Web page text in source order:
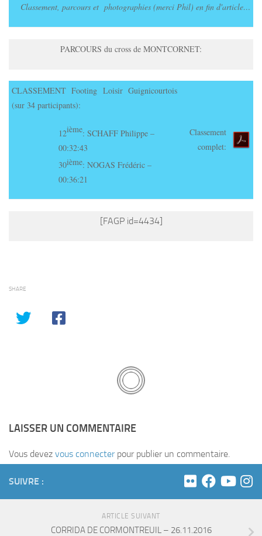
Classement, parcours et photographies (merci Phil) en fin d'article…
PARCOURS du cross de MONTCORNET:
CLASSEMENT Footing Loisir Guignicourtois
(sur 34 participants):
12ième: SCHAFF Philippe –
00:32:43
30ième: NOGAS Frédéric –
00:36:21
Classement
complet:
[FAGP id=4434]
SHARE
LAISSER UN COMMENTAIRE
Vous devez vous connecterpour publier un commentaire.
SUIVRE :
ARTICLE SUIVANT
CORRIDA DE CORMONTREUIL – 26.11.2016